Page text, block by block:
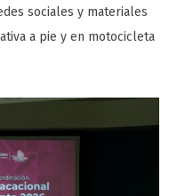
sociales y materiales
a pie y en motocicleta